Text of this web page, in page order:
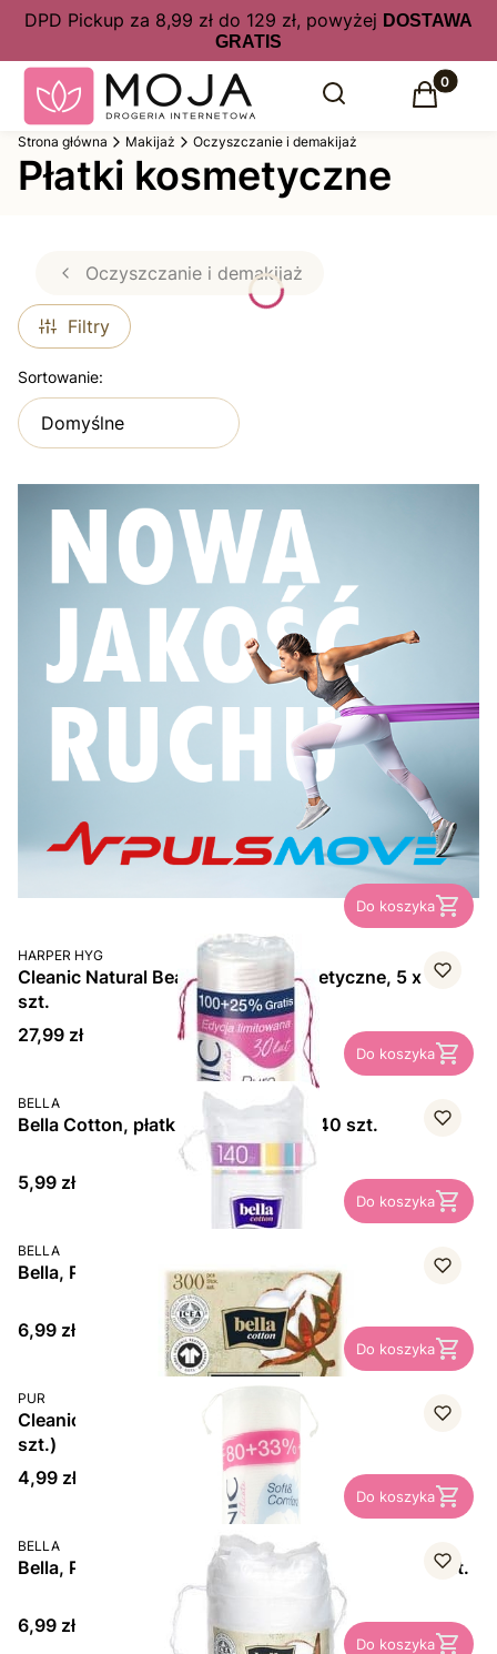
DPD Pickup za 8,99 zł do 129 zł, powyżej DOSTAWA
GRATIS
Otwórz wyszukiwarkę
Szukaj Produkty
Koszyk
Strona główna Makijaż Oczyszczanie i demakijaż
Płatki kosmetyczne
Oczyszczanie i demakijaż
Filtry
Lista produktów
Sortowanie:
Domyślne
Do koszyka
PRODUCENT
HARPER HYG
Cleanic Natural Beauty, płatki kosmetyczne, 5 x 125
szt.
Cena
27,99 zł
Do koszyka
PRODUCENT
BELLA
Bella Cotton, płatki kosmetyczne, 140 szt.
Cena
5,99 zł
Do koszyka
PRODUCENT
BELLA
Bella, Patyczki Higieniczne Papierowe, 300 szt.
Cena
6,99 zł
Do koszyka
PRODUCENT
PUR
Cleanic Pure Effect Płatki kosmetyczne okrągłe (80
szt.)
Cena
4,99 zł
Do koszyka
PRODUCENT
BELLA
Bella, Płatki kosmetyczne okrągłe Cotton BIO, 60 szt.
Cena
6,99 zł
Do koszyka